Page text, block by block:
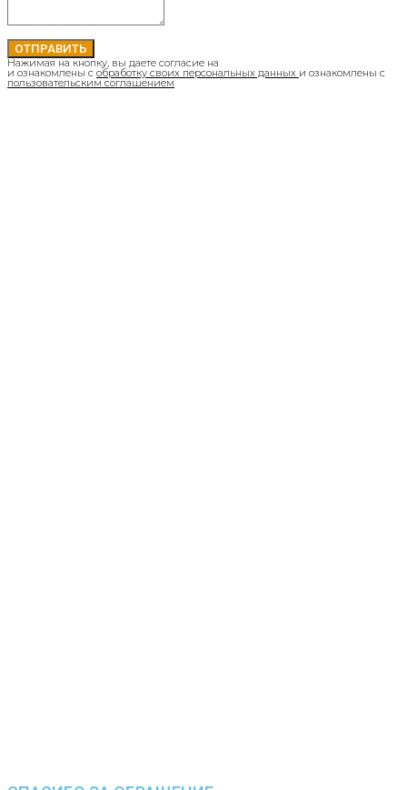
ОТПРАВИТЬ
Нажимая на кнопку, вы даете согласие на
и ознакомлены с обработку своих персональных данных и ознакомлены с
пользовательским соглашением